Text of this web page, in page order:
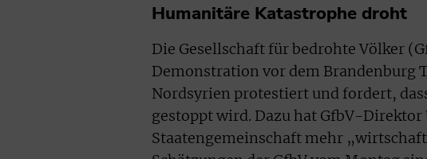
Humanitäre Katastrophe droht
Die Gesellschaft für bedrohte Völker
Demonstration vor dem Brandenburg
Nordsyrien protestiert und fordert,
gestoppt wird. Dazu hat GfbV-
Staatengemeinschaft mehr